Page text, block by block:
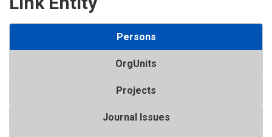
Persons
OrgUnits
Projects
Journal Issues